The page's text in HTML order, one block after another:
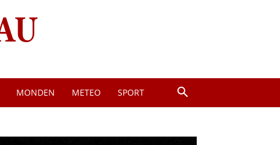
MONDEN METEO SPORT